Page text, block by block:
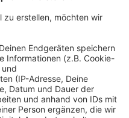
der LINZ AG steht
den aktuellen
rund um die
annimmt. Spannende
praktisch überall –
angesiedelt.